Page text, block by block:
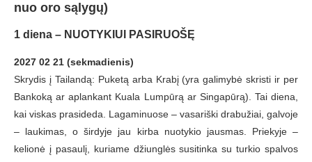
nuo oro sąlygų)
1 diena – NUOTYKIUI PASIRUOŠĘ
2027 02 21 (sekmadienis)
Skrydis į Tailandą: Puketą arba Krabį (yra galimybė skristi ir per
Bankoką ar aplankant Kuala Lumpūrą ar Singapūrą). Tai diena,
kai viskas prasideda. Lagaminuose – vasariški drabužiai, galvoje
– laukimas, o širdyje jau kirba nuotykio jausmas. Priekyje –
kelionė į pasaulį, kuriame džiunglės susitinka su turkio spalvos